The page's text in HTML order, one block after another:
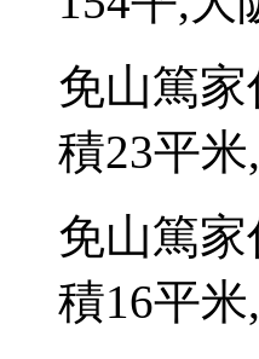
免山篤
積23平
免山篤
積16平